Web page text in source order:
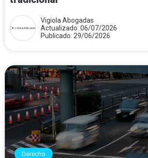
Vigiola Abogadas
Actualizado: 06/07/2026
Publicado: 29/06/2026
Derecho